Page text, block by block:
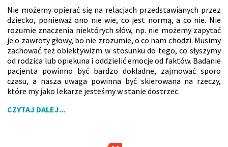
Nie możemy opierać się na relacjach przedstawianych przez
dziecko, ponieważ ono nie wie, co jest normą, a co nie. Nie
rozumie znaczenia niektórych słów, np. nie możemy zapytać
je o zawroty głowy, bo nie zrozumie, o co nam chodzi. Musimy
zachować też obiektywizm w stosunku do tego, co słyszymy
od rodzica lub opiekuna i oddzielić emocje od faktów. Badanie
pacjenta powinno być bardzo dokładne, zajmować sporo
czasu, a nasza uwaga powinna być skierowana na rzeczy,
które my jako lekarze jesteśmy w stanie dostrzec.
CZYTAJ DALEJ...